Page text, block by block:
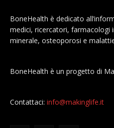
BoneHealth è dedicato
medici, ricercatori, farmacologi
minerale, osteoporosi e
BoneHealth è un progetto di
Contattaci: info@makinglife.it